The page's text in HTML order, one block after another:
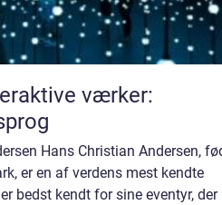
værker:
Hans Christian Andersen,
er en af verdens mest kendte
bedst kendt for sine eventyr, der